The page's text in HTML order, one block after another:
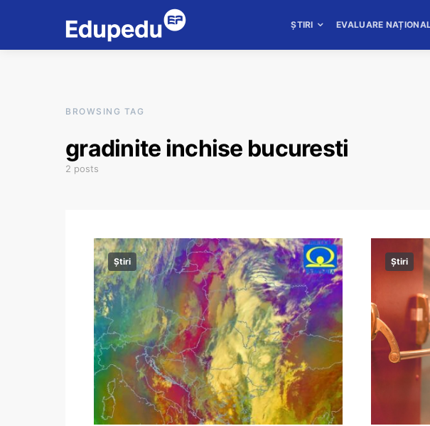
ȘTIRI EVALUARE
BROWSING TAG
gradinite inchise bucuresti
2 posts
Știri Știri